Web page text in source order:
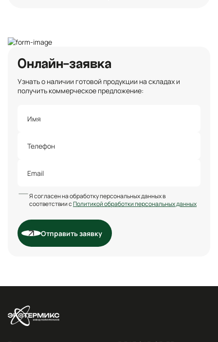
Онлайн-заявка
Узнать о наличии готовой продукции на складах и
получить коммерческое предложение:
Я согласен на обработку персональных данных в
соответствии сПолитикой обработки персональных данных
Отправить заявку